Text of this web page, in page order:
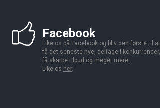
Facebook
Like os på Facebook og bliv den første til at
få det seneste nye, deltage i konkurrencer,
få skarpe tilbud og meget mere.
Like os her.